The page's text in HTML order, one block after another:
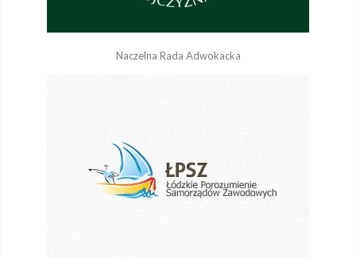
Naczelna Rada Adwokacka